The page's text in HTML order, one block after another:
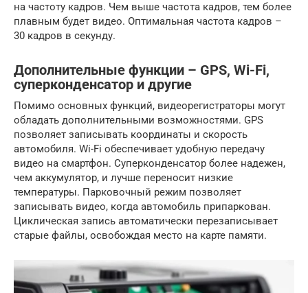
на частоту кадров. Чем выше частота кадров, тем более
плавным будет видео. Оптимальная частота кадров –
30 кадров в секунду.
Дополнительные функции – GPS, Wi-Fi,
суперконденсатор и другие
Помимо основных функций, видеорегистраторы могут
обладать дополнительными возможностями. GPS
позволяет записывать координаты и скорость
автомобиля. Wi-Fi обеспечивает удобную передачу
видео на смартфон. Суперконденсатор более надежен,
чем аккумулятор, и лучше переносит низкие
температуры. Парковочный режим позволяет
записывать видео, когда автомобиль припаркован.
Циклическая запись автоматически перезаписывает
старые файлы, освобождая место на карте памяти.